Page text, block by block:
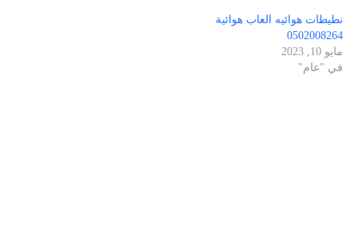
نطيطات هوائيه العاب هوائية
0502008264
مايو 10, 2023
في "عام"